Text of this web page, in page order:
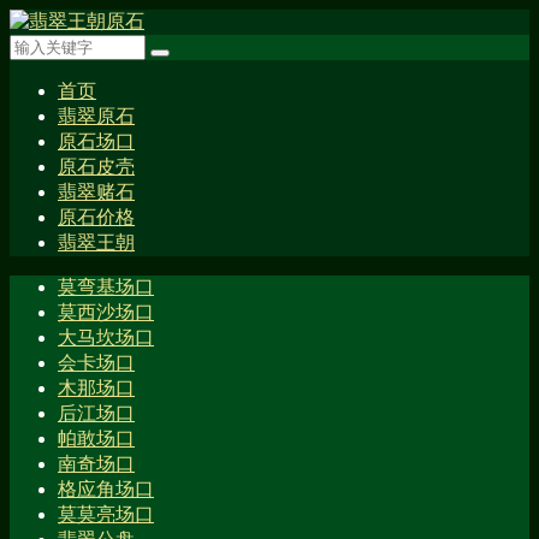
首页
翡翠原石
原石场口
原石皮壳
翡翠赌石
原石价格
翡翠王朝
莫弯基场口
莫西沙场口
大马坎场口
会卡场口
木那场口
后江场口
帕敢场口
南奇场口
格应角场口
莫莫亮场口